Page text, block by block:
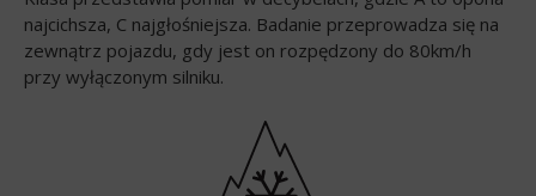
najcichsza, C najgłośniejsza. Badanie przeprowadza się na
zewnątrz pojazdu, gdy jest on rozpędzony do 80km/h
przy wyłączonym silniku.